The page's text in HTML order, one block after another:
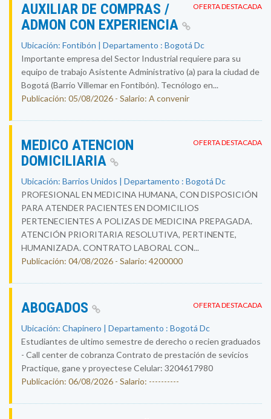
OFERTA DESTACADA
AUXILIAR DE COMPRAS /
ADMON CON EXPERIENCIA
Ubicación: Fontibón | Departamento : Bogotá Dc
Importante empresa del Sector Industrial requiere para su
equipo de trabajo Asistente Administrativo (a) para la ciudad de
Bogotá (Barrio Villemar en Fontibón). Tecnólogo en...
Publicación: 05/08/2026 - Salario: A convenir
OFERTA DESTACADA
MEDICO ATENCION
DOMICILIARIA
Ubicación: Barrios Unidos | Departamento : Bogotá Dc
PROFESIONAL EN MEDICINA HUMANA, CON DISPOSICIÓN
PARA ATENDER PACIENTES EN DOMICILIOS
PERTENECIENTES A POLIZAS DE MEDICINA PREPAGADA.
ATENCIÓN PRIORITARIA RESOLUTIVA, PERTINENTE,
HUMANIZADA. CONTRATO LABORAL CON...
Publicación: 04/08/2026 - Salario: 4200000
OFERTA DESTACADA
ABOGADOS
Ubicación: Chapinero | Departamento : Bogotá Dc
Estudiantes de ultimo semestre de derecho o recien graduados
- Call center de cobranza Contrato de prestación de sevicios
Practique, gane y proyectese Celular: 3204617980
Publicación: 06/08/2026 - Salario: ----------